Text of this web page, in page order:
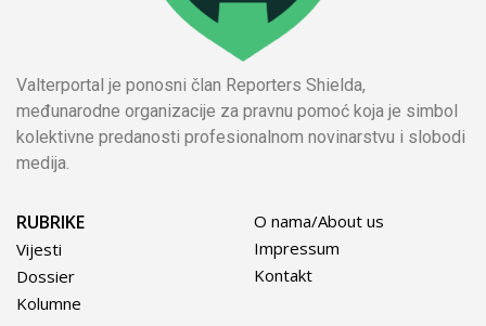
Valterportal je ponosni član Reporters Shielda,
međunarodne organizacije za pravnu pomoć koja je simbol
kolektivne predanosti profesionalnom novinarstvu i slobodi
medija.
RUBRIKE
Vijesti
Dossier
Kolumne
O nama/About us
Impressum
Kontakt